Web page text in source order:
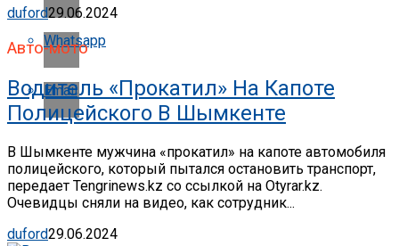
Whatsapp
Email
duford29.06.2024
Авто-мото
Водитель «прокатил» На Капоте
Полицейского В Шымкенте
В Шымкенте мужчина «прокатил» на капоте автомобиля
полицейского, который пытался остановить транспорт,
передает Tengrinews.kz со ссылкой на Otyrar.kz.
Очевидцы сняли на видео, как сотрудник...
duford29.06.2024